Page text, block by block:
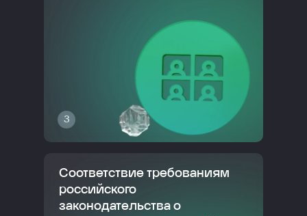
3
Соответствие требованиям
российского
законодательства о